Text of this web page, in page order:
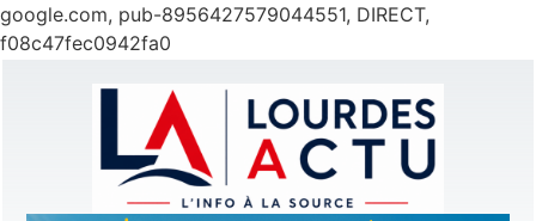
google.com, pub-8956427579044551, DIRECT,
f08c47fec0942fa0